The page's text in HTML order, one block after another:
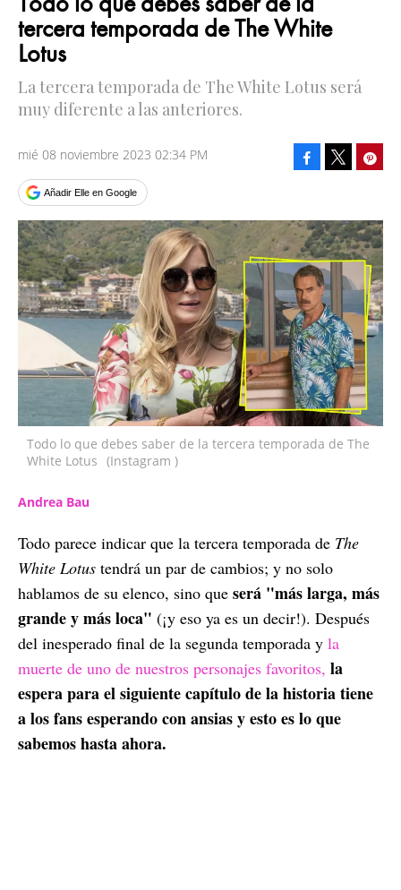
tercera temporada de The White
Lotus
La tercera temporada de The White Lotus será
muy diferente a las anteriores.
mié 08 noviembre 2023 02:34 PM
Añadir Elle en Google
Facebook
Todo lo que debes saber de la tercera temporada de The
White Lotus (Instagram )
Andrea Bau
Todo parece indicar que la tercera temporada de The
White Lotus tendrá un par de cambios; y no solo
hablamos de su elenco, sino que será "más larga, más
grande y más loca" (¡y eso ya es un decir!). Después
del inesperado final de la segunda temporada y la
muerte de uno de nuestros personajes favoritos, la
espera para el siguiente capítulo de la historia tiene
a los fans esperando con ansias y esto es lo que
sabemos hasta ahora.